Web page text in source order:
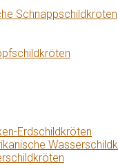
Schnappschildkröten
Erdschildkröten